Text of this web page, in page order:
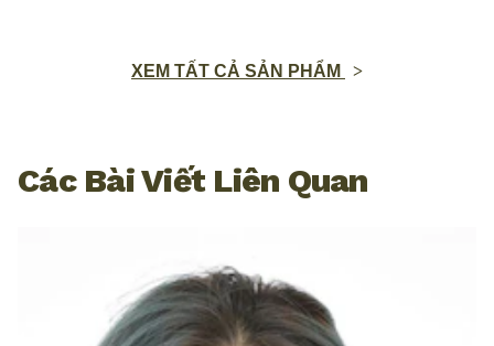
XEM TẤT CẢ SẢN PHẨM
Các Bài Viết Liên Quan